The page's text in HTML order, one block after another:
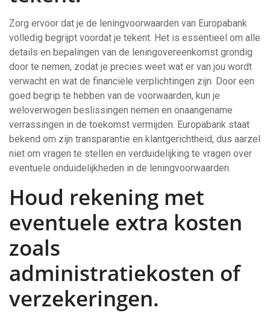
Zorg ervoor dat je de leningvoorwaarden van Europabank
volledig begrijpt voordat je tekent. Het is essentieel om alle
details en bepalingen van de leningovereenkomst grondig
door te nemen, zodat je precies weet wat er van jou wordt
verwacht en wat de financiële verplichtingen zijn. Door een
goed begrip te hebben van de voorwaarden, kun je
weloverwogen beslissingen nemen en onaangename
verrassingen in de toekomst vermijden. Europabank staat
bekend om zijn transparantie en klantgerichtheid, dus aarzel
niet om vragen te stellen en verduidelijking te vragen over
eventuele onduidelijkheden in de leningvoorwaarden.
Houd rekening met
eventuele extra kosten
zoals
administratiekosten of
verzekeringen.